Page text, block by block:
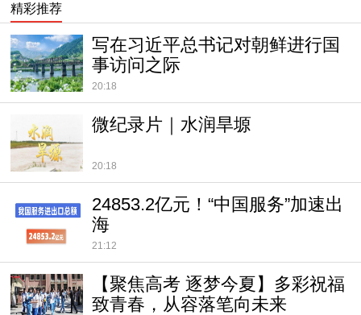
精彩推荐
写在习近平总书记对朝鲜进行国
事访问之际
20:18
微纪录片｜水润旱塬
20:18
24853.2亿元！“中国服务”加速出
海
21:12
【聚焦高考 逐梦今夏】多彩祝福
致青春，从容落笔向未来